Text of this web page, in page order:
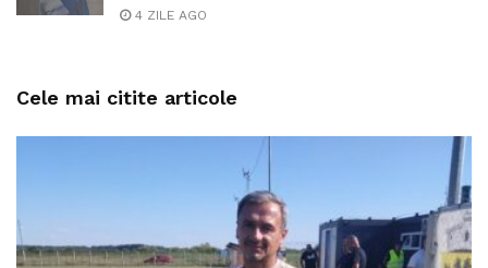
4 ZILE AGO
Cele mai citite articole